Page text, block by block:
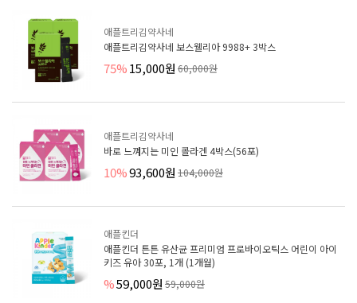
애플트리김약사네
애플트리김약사네 보스웰리아 9988+ 3박스
75%15,000원 60,000원
애플트리김약사네
바로 느껴지는 미인 콜라겐 4박스(56포)
10%93,600원 104,000원
애플킨더
애플킨더 튼튼 유산균 프리미엄 프로바이오틱스 어린이 아이
키즈 유아 30포, 1개 (1개월)
%59,000원 59,000원